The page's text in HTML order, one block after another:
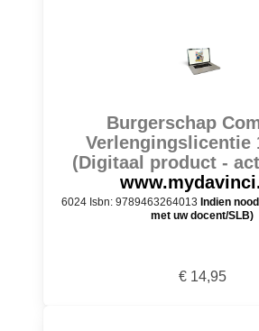
Burgerschap
Verlengingslicentie
(Digitaal product -
6024 Isbn: 9789463264013 Indien
met uw docent/SLB)
€ 14,95